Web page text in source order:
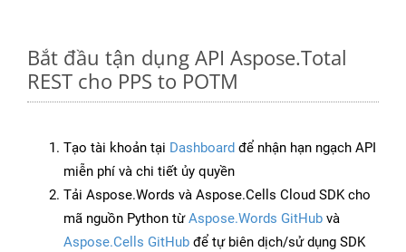
Bắt đầu tận dụng API Aspose.Total
REST cho PPS to POTM
Tạo tài khoản tại Dashboard để nhận hạn ngạch API
miễn phí và chi tiết ủy quyền
Tải Aspose.Words và Aspose.Cells Cloud SDK cho
mã nguồn Python từAspose.Words GitHub và
Aspose.Cells GitHub để tự biên dịch/sử dụng SDK